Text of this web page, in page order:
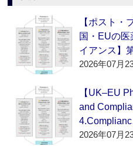
【ポスト・
国・EUの医
イアンス】
2026年07月
【UK–EU
and
2026年07月